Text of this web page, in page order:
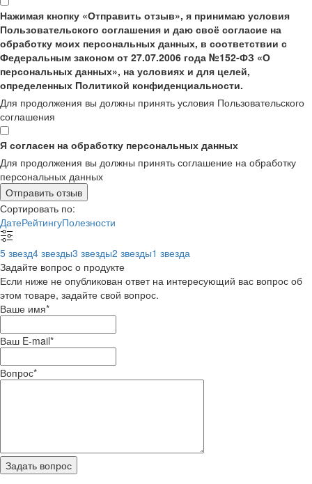
Нажимая кнопку «Отправить отзыв», я принимаю условия
Пользовательского соглашения и даю своё согласие на
обработку моих персональных данных, в соответствии с
Федеральным законом от 27.07.2006 года №152-ФЗ «О
персональных данных», на условиях и для целей,
определенных Политикой конфиденциальности.
Для продолжения вы должны принять условия Пользовательского
соглашения
Я согласен на обработку персональных данных
Для продолжения вы должны принять соглашение на обработку
персональных данных
Отправить отзыв
Сортировать по:
ДатеРейтингуПолезности
5 звезд4 звезды3 звезды2 звезды1 звезда
Задайте вопрос о продукте
Если ниже не опубликован ответ на интересующий вас вопрос об
этом товаре, задайте свой вопрос.
Ваше имя*
Ваш E-mail*
Вопрос*